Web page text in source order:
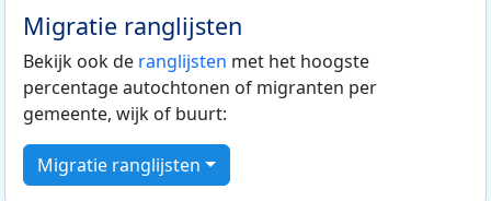
Migratie ranglijsten
Bekijk ook de ranglijsten met het hoogste
percentage autochtonen of migranten per
gemeente, wijk of buurt:
Migratie ranglijsten